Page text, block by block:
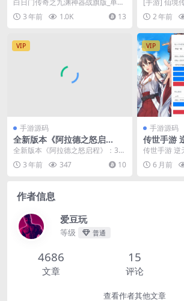
白日门传奇之九渊神器战旗版_单职
业传奇手游_Win源码_通用视频教程
_时装幻武战...
3 年前 1.0K 13
[手游] 仙境
机单机版+游
2 年前
VIP
手游源码
全新版本《阿拉德之怒启
程》：3D横版格斗闯关剧情任
务手游，支持安卓和苹果IOS
双端，附带打包Linux服务端
全新版本《阿拉德之怒启程》：3D
横版格斗闯关剧情任务手游，支持
安卓和苹果IOS双...
3 年前 347 10
VIP
手游源码
传世手游
5 最新整
端 赠
GM 授权物
传世手游 逆
新整理 单机
x... 6 月前
作者信息
爱豆玩
等级 普通
4686
文章
15
评论
查看作者其他文章